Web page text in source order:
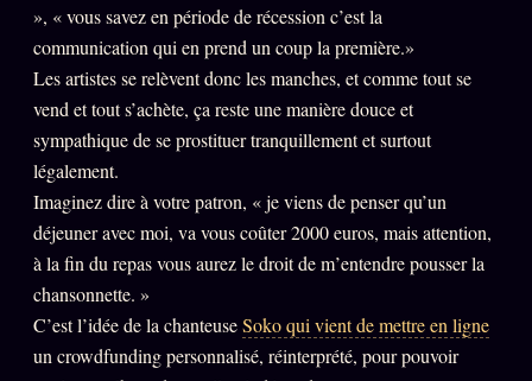
Oracle z/S
Oracle Analyse
Oracle Éclair
Oracle Couples
Oracle Sigil Sonore
Oracle Parfum
Oracle Anniversaire
Oracle Carte du Jour
», « vous savez en période de récession c’est la
communication qui en prend un coup la première.»
Les artistes se relèvent donc les manches, et comme tout se
vend et tout s’achète, ça reste une manière douce et
sympathique de se prostituer tranquillement et surtout
légalement.
Imaginez dire à votre patron, « je viens de penser qu’un
déjeuner avec moi, va vous coûter 2000 euros, mais attention,
à la fin du repas vous aurez le droit de m’entendre pousser la
chansonnette. »
C’est l’idée de la chanteuseSoko qui vient de mettre en ligne
un crowdfunding personnalisé, réinterprété, pour pouvoir